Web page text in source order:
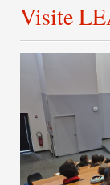
Visite